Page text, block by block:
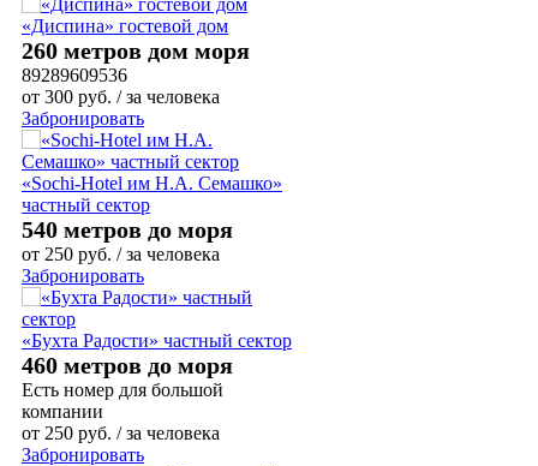
«Диспина» гостевой дом
260 метров дом моря
89289609536
от 300 руб. / за человека
Забронировать
«Sochi-Hotel им Н.А. Семашко»
частный сектор
540 метров до моря
от 250 руб. / за человека
Забронировать
«Бухта Радости» частный сектор
460 метров до моря
Есть номер для большой
компании
от 250 руб. / за человека
Забронировать